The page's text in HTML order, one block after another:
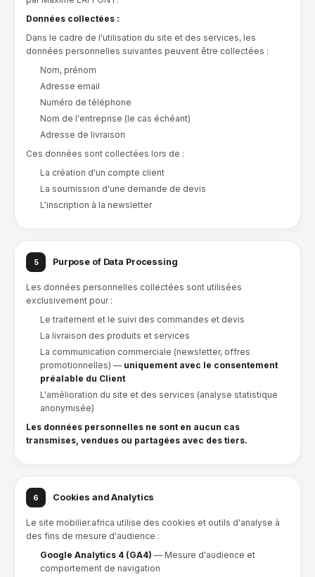
Données collectées :
Dans le cadre de l'utilisation du site et des services, les
données personnelles suivantes peuvent être collectées :
Nom, prénom
Adresse email
Numéro de téléphone
Nom de l'entreprise (le cas échéant)
Adresse de livraison
Ces données sont collectées lors de :
La création d'un compte client
La soumission d'une demande de devis
L'inscription à la newsletter
5 Purpose of Data Processing
Les données personnelles collectées sont utilisées
exclusivement pour :
Le traitement et le suivi des commandes et devis
La livraison des produits et services
La communication commerciale (newsletter, offres
promotionnelles) — uniquement avec le consentement
préalable du Client
L'amélioration du site et des services (analyse statistique
anonymisée)
Les données personnelles ne sont en aucun cas
transmises, vendues ou partagées avec des tiers.
6 Cookies and Analytics
Le site mobilier.africa utilise des cookies et outils d'analyse à
des fins de mesure d'audience :
Google Analytics 4 (GA4) — Mesure d'audience et
comportement de navigation